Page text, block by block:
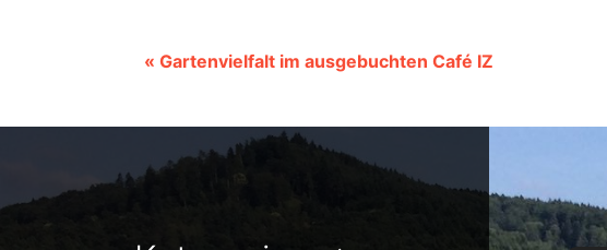
« Gartenvielfalt im ausgebuchten Café IZ